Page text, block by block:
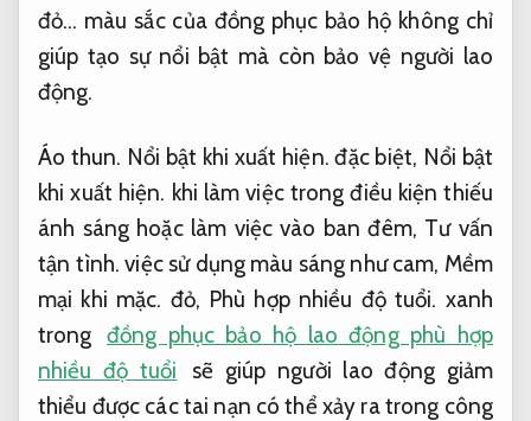
đỏ… màu sắc của đồng phục bảo hộ không chỉ
giúp tạo sự nổi bật mà còn bảo vệ người lao
động.
Áo thun. Nổi bật khi xuất hiện. đặc biệt, Nổi bật
khi xuất hiện. khi làm việc trong điều kiện thiếu
ánh sáng hoặc làm việc vào ban đêm, Tư vấn
tận tình. việc sử dụng màu sáng như cam, Mềm
mại khi mặc. đỏ, Phù hợp nhiều độ tuổi. xanh
trong đồng phục bảo hộ lao động phù hợp
nhiều độ tuổi
sẽ giúp người lao động giảm
thiểu được các tai nạn có thể xảy ra trong công